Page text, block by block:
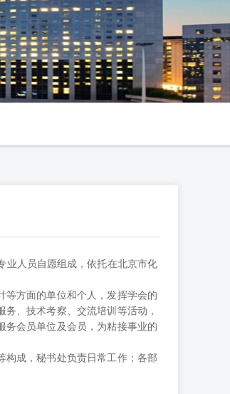
业人员自愿组成，依托在北京市化
等方面的单位和个人，发挥学会的
、技术考察、交流培训等活动，
务会员单位及会员，为粘接事业的
构成，秘书处负责日常工作；各部